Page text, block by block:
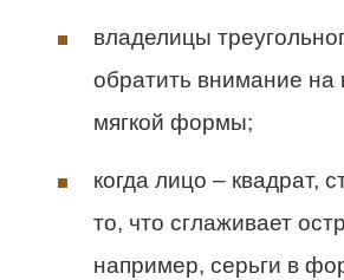
владелицы
обратить внимание на
мягкой формы;
когда лицо – квадрат,
то, что сглаживает
например, серьги в